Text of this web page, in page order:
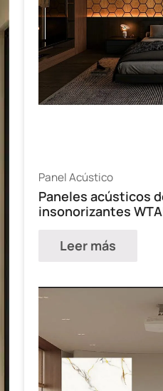
Panel Acústico
Paneles acústicos
insonorizantes
Leer más